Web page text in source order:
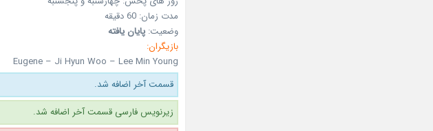
مدت زمان: 60 دقیقه
وضعیت: پایان یافته
بازیگران:
Eugene – Ji Hyun Woo – Lee Min Young
قسمت آخر اضافه شد.
زیرنویس فارسی قسمت آخر اضافه شد.